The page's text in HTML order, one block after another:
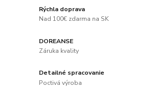
Rýchla doprava
Nad 100€ zdarma na SK
DOREANSE
Záruka kvality
Detailné spracovanie
Poctivá výroba